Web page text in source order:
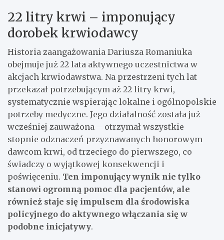
22 litry krwi – imponujący
dorobek krwiodawcy
Historia zaangażowania Dariusza Romaniuka
obejmuje już 22 lata aktywnego uczestnictwa w
akcjach krwiodawstwa. Na przestrzeni tych lat
przekazał potrzebującym aż 22 litry krwi,
systematycznie wspierając lokalne i ogólnopolskie
potrzeby medyczne. Jego działalność została już
wcześniej zauważona – otrzymał wszystkie
stopnie odznaczeń przyznawanych honorowym
dawcom krwi, od trzeciego do pierwszego, co
świadczy o wyjątkowej konsekwencji i
poświęceniu. Ten imponujący wynik nie tylko
stanowi ogromną pomoc dla pacjentów, ale
również staje się impulsem dla środowiska
policyjnego do aktywnego włączania się w
podobne inicjatywy.